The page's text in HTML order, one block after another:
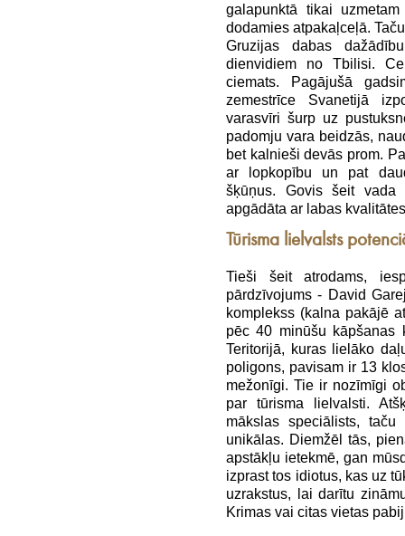
galapunktā tikai
dodamies atpakaļceļā.
Gruzijas dabas
dienvidiem no Tbilisi.
ciemats. Pagājušā
zemestrīce Svanetijā
varasvīri šurp uz
padomju vara beidzās,
bet kalnieši devās prom.
ar lopkopību un pat
šķūņus. Govis šeit
apgādāta ar labas
Tūrisma lielvalsts
Tieši šeit atrodams,
pārdzīvojums - David
komplekss (kalna pakājē
pēc 40 minūšu kāpšanas
Teritorijā, kuras lielāko
poligons, pavisam ir 13
mežonīgi. Tie ir nozīmīgi
par tūrisma lielvalsti.
mākslas speciālists,
unikālas. Diemžēl tās,
apstākļu ietekmē, gan
izprast tos idiotus, kas uz
uzrakstus, lai darītu
Krimas vai citas vietas